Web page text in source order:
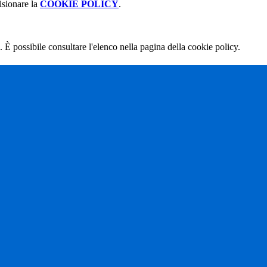
la COOKIE POLICY.
possibile consultare l'elenco nella pagina della cookie policy.